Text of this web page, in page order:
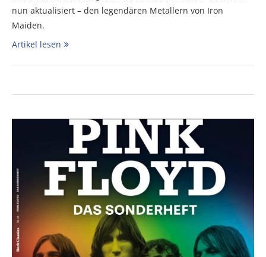
nun aktualisiert – den legendären Metallern von Iron
Maiden.
Artikel lesen